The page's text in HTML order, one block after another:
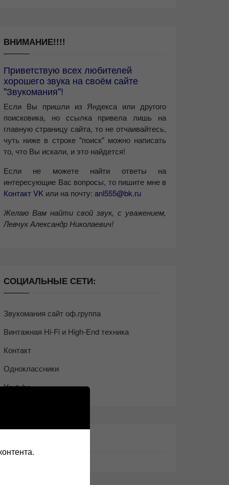
ВНИМАНИЕ!!!!
Приветствую всех любителей
хорошего звука на своём сайте
"Звукомания"!
Если Вы пришли из Яндекса или другого
поисковика, но ссылка привела лишь на
главную страницу сайта, то не отчаивайтесь,
чуть ниже в строке "поиск" можно написать
то, что Вы искали, и это найдется!
Если не можете найти ответы на
интересующие Вас вопросы, то пишите мне в
Контакт VK или на почту: anl555@bk.ru
Желаю Вам найти свой звук, с уважением,
Левчук Александр Николаевич!
СОЦИАЛЬНЫЕ СЕТИ:
Звукомания сайт оф.группа
Винтажная Hi-Fi и High-End техника
Контакт
Одноклассники
Youtube